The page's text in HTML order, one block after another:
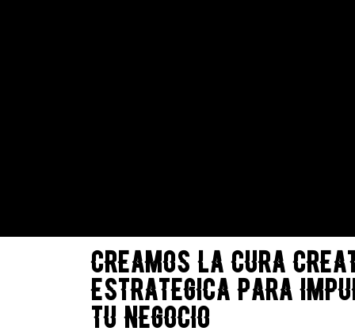
Creamos la cura
estrategica para
tu negocio